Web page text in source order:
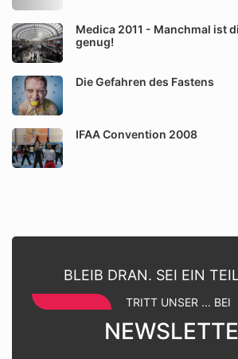
Medica 2011 - Manchmal ist
genug!
Die Gefahren des Fastens
IFAA Convention 2008
BLEIB DRAN. SEI EIN
TRITT UNSER ... BEI